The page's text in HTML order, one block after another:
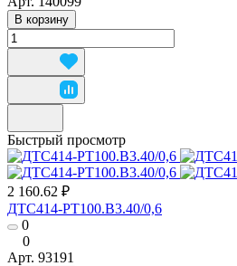
В корзину
Быстрый просмотр
2 160.62 ₽
ДТС414-РТ100.В3.40/0,6
0
0
Арт. 93191